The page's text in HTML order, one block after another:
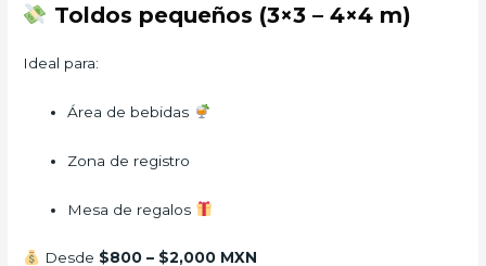
Toldos pequeños (3×3 – 4×4 m)
Ideal para:
Área de bebidas
Zona de registro
Mesa de regalos
Desde $800 – $2,000 MXN